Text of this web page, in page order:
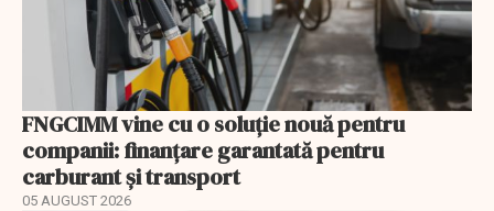
FNGCIMM vine cu o soluție nouă pentru
companii: finanțare garantată pentru
carburant și transport
05 AUGUST 2026